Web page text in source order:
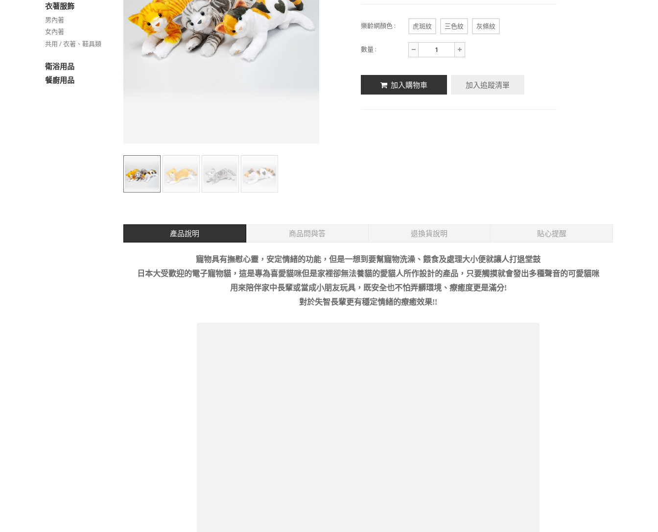
衣著服飾
男內著
女內著
共用 / 衣著、鞋具類
衛浴用品
餐廚用品
樂齡網顏色 : 虎斑紋 三色紋 灰條紋
數量 :
加入購物車 加入追蹤清單
產品說明 商品問與答 退換貨說明 貼心提醒
寵物具有撫慰心靈，安定情緒的功能，但是一想到要幫寵物洗澡、餵食及處理大小便就讓人打退堂鼓
日本大受歡迎的電子寵物貓，這是專為喜愛貓咪但是家裡卻無法養貓的愛貓人所作設計的產品，只要觸摸就會發出多種聲音的可愛貓咪
用來陪伴家中長輩或當成小朋友玩具，既安全也不怕弄髒環境、療癒度更是滿分!
對於失智長輩更有穩定情緒的療癒效果!!